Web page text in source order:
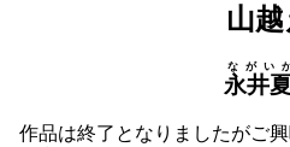
山越
永井
ながい
作品は終了となりましたがご